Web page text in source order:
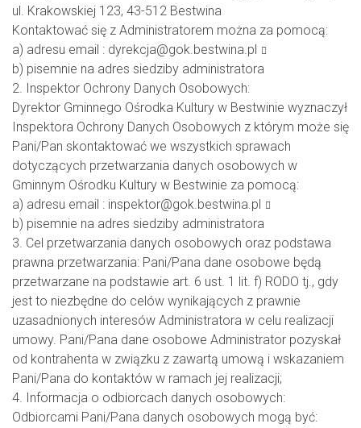
ul. Krakowskiej 123, 43-512 Bestwina
Kontaktować się z Administratorem można za pomocą:
a) adresu email : dyrekcja@gok.bestwina.pl
b) pisemnie na adres siedziby administratora
2. Inspektor Ochrony Danych Osobowych:
Dyrektor Gminnego Ośrodka Kultury w Bestwinie wyznaczył
Inspektora Ochrony Danych Osobowych z którym może się
Pani/Pan skontaktować we wszystkich sprawach
dotyczących przetwarzania danych osobowych w
Gminnym Ośrodku Kultury w Bestwinie za pomocą:
a) adresu email : inspektor@gok.bestwina.pl
b) pisemnie na adres siedziby administratora
3. Cel przetwarzania danych osobowych oraz podstawa
prawna przetwarzania: Pani/Pana dane osobowe będą
przetwarzane na podstawie art. 6 ust. 1 lit. f) RODO tj., gdy
jest to niezbędne do celów wynikających z prawnie
uzasadnionych interesów Administratora w celu realizacji
umowy. Pani/Pana dane osobowe Administrator pozyskał
od kontrahenta w związku z zawartą umową i wskazaniem
Pani/Pana do kontaktów w ramach jej realizacji;
4. Informacja o odbiorcach danych osobowych:
Odbiorcami Pani/Pana danych osobowych mogą być: